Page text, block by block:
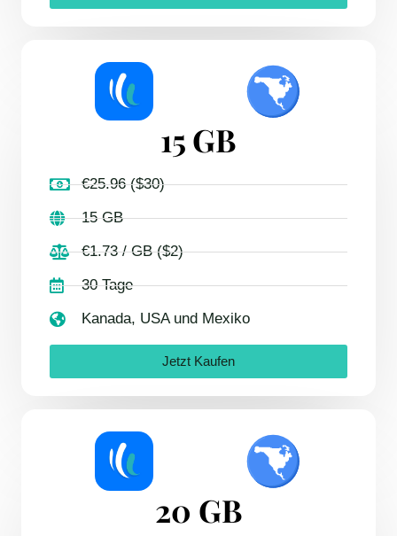
15 GB
€25.96 ($30)
15 GB
€1.73 / GB ($2)
30 Tage
Kanada, USA und Mexiko
Jetzt Kaufen
20 GB